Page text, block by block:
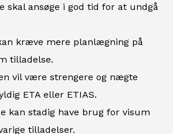
skal ansøge i god tid for at undgå
kræve mere planlægning på
tilladelse.
vil være strengere og nægte
ETA eller ETIAS.
kan stadig have brug for visum
tilladelser.